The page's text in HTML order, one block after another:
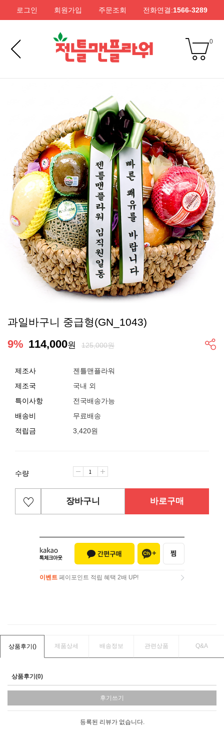
로그인 회원가입 주문조회 전화연결:1566-3289
0
과일바구니 중급형(GN_1043)
9% 114,000원 125,000원
제조사
젠틀맨플라워
제조국
국내 외
특이사항
전국배송가능
배송비
무료배송
적립금
3,420원
수량
장바구니 바로구매
이벤트 페이포인트 적립 혜택 2배 UP!
상품후기() 제품상세 배송정보 관련상품 Q&A
상품후기(0)
후기쓰기
등록된 리뷰가 없습니다.